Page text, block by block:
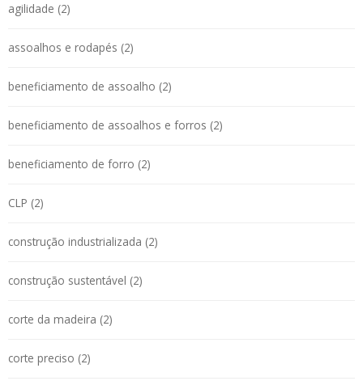
agilidade (2)
assoalhos e rodapés (2)
beneficiamento de assoalho (2)
beneficiamento de assoalhos e forros (2)
beneficiamento de forro (2)
CLP (2)
construção industrializada (2)
construção sustentável (2)
corte da madeira (2)
corte preciso (2)